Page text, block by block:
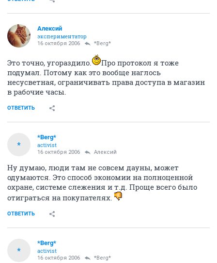
Алексий
экспериментатор
16 октября 2006 *Berg*
Это точно, угораздило.
Про протокол я тоже
подумал. Потому как это вообще наглось
несусветная, ограничивать права доступа в магазин
в рабочие часы.
ОТВЕТИТЬ
*
*Berg*
activist
16 октября 2006 Алексий
Ну думаю, люди там не совсем дауны, может
одумаются. Это способ экономии на полноценной
охране, системе слежения и т.д. Проще всего было
отиграться на покупателях.
ОТВЕТИТЬ
*
*Berg*
activist
16 октября 2006 *Berg*